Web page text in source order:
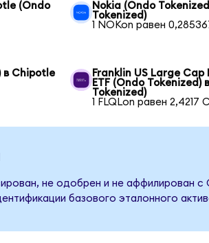
(Ondo
Nokia (Ondo
Tokenized)
1 NOKon равен
в Chipotle
Franklin US Large
ETF (Ondo Tokenized)
Tokenized)
1 FLQLon равен 2,4217
не одобрен и не аффилирован с
базового эталонного